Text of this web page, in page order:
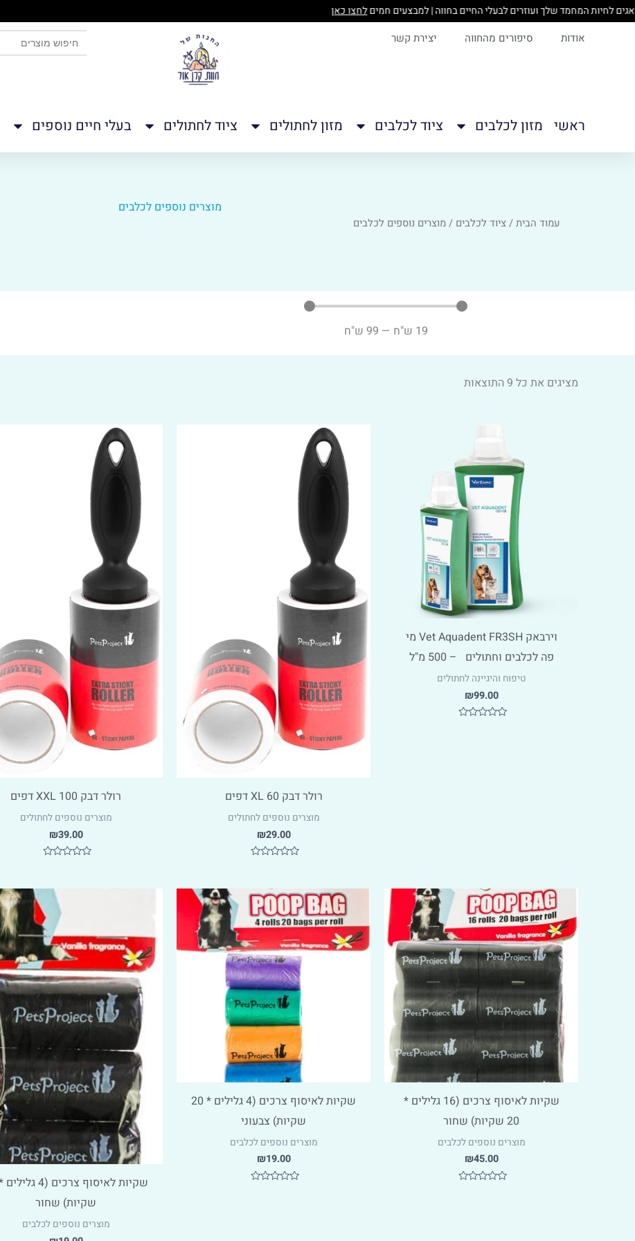
דילוג
אודות סיפורים מהחווה יצירת קשר Search
for:
SEARCH BUTTON
ראשי מזון לכלבים ציוד לכלבים מזון לחתולים ציוד לחתולים בעלי חיים נוספים
מוצרים נוספים לכלבים
עמוד הבית/ציוד לכלבים / מוצרים נוספים לכלבים
19 ש"ח —
99 ש"ח
מציגים את כל ⁦9⁩ התוצאות
וירבאק Vet Aquadent FR3SH מי
פה לכלבים וחתולים – 500 מ"ל
טיפוח והיגיינה לחתולים
₪99.00
רולר דבק XL 60 דפים
מוצרים נוספים לחתולים
₪29.00
5
רולר דבק XXL 100 דפים
מוצרים נוספים לחתולים
₪39.00
שקיות לאיסוף צרכים (16 גלילים *
20 שקיות) שחור
מוצרים נוספים לכלבים
₪45.00
שקיות לאיסוף צרכים (4 גלילים * 20
שקיות) צבעוני
מוצרים נוספים לכלבים
₪19.00
שקיות) שחור
מוצרים נוספים לכלבים